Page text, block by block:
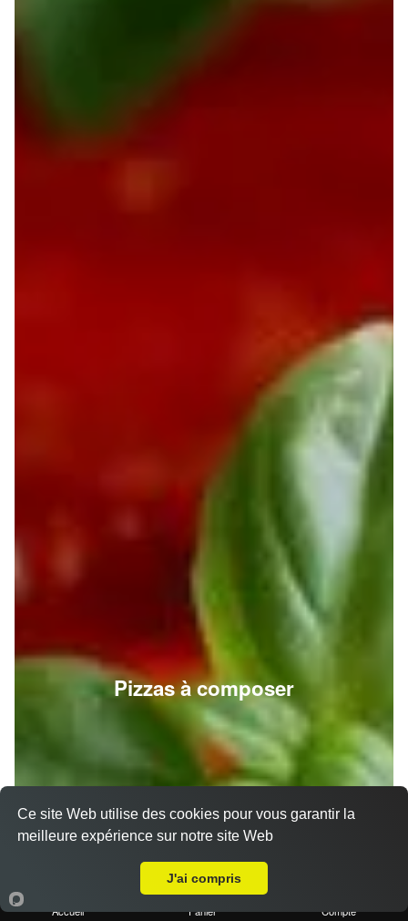
Pizzas à composer
Accueil Panier Compte
Ce site Web utilise des cookies pour vous garantir la
meilleure expérience sur notre site Web
J'ai compris